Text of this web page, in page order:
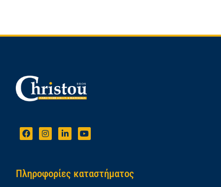
Πληροφορίες καταστήματος